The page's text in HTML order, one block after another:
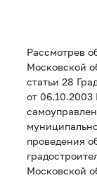
Рассмотрев
Московской
статьи 28
от
проведения
Московской